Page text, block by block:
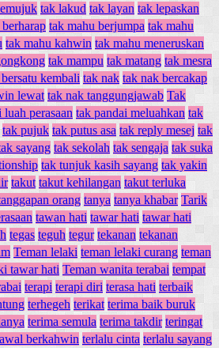
tak lakud tak layan tak lepaskan
tak mahu berjumpa tak mahu
tak mahu kahwin tak mahu meneruskan
tak mampu tak matang tak mesra
kembali tak nak tak nak bercakap
lewat tak nak tanggungjawab Tak
luah perasaan tak pandai meluahkan tak
tak pujuk tak putus asa tak reply mesej tak
sayang tak sekolah tak sengaja tak suka
tak tunjuk kasih sayang tak yakin
takut takut kehilangan takut terluka
orang tanya tanya khabar Tarik
tawan hati tawar hati tawar hati
tegas teguh tegur tekanan tekanan
Teman lelaki teman lelaki curang teman
tawar hati Teman wanita terabai tempat
terapi terapi diri terasa hati terbaik
terhegeh terikat terima baik buruk
terima semula terima takdir teringat
berkahwin terlalu cinta terlalu sayang